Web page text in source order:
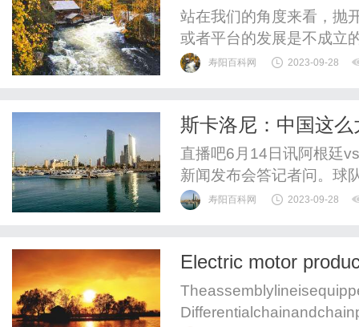
备长远的发展空间呢
站在我们的角度来看，抛
或者平台的发展是不成立
寿阳百科网 2023-09-28
斯卡洛尼：中国这
我很开心
直播吧6月14日讯阿根廷
新闻发布会答记者问。球
寿阳百科网 2023-09-28
Electric motor